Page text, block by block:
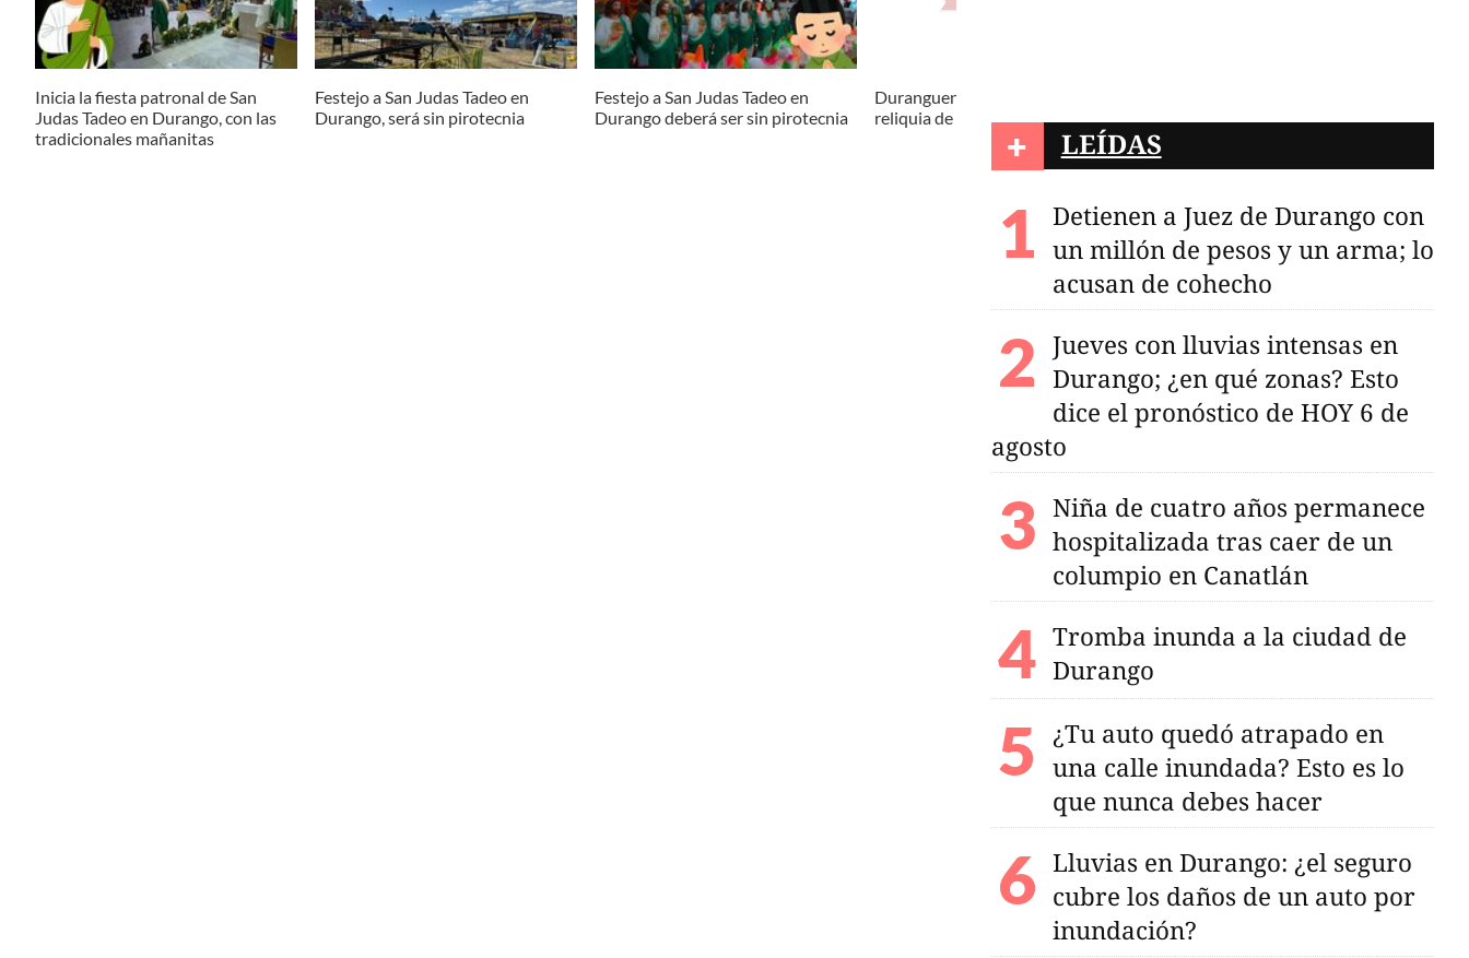
Inicia la fiesta patronal de San
Judas Tadeo en Durango, con las
tradicionales mañanitas
Festejo a San Judas Tadeo en
Durango, será sin pirotecnia
Festejo a San Judas Tadeo en
Durango deberá ser sin pirotecnia
Duranguenses se despidieron de
reliquia de San Judas Tadeo
+ LEÍDAS
Detienen a Juez de Durango con
un millón de pesos y un arma; lo
acusan de cohecho
Jueves con lluvias intensas en
Durango; ¿en qué zonas? Esto
dice el pronóstico de HOY 6 de
agosto
Niña de cuatro años permanece
hospitalizada tras caer de un
columpio en Canatlán
Tromba inunda a la ciudad de
Durango
¿Tu auto quedó atrapado en
una calle inundada? Esto es lo
que nunca debes hacer
Lluvias en Durango: ¿el seguro
cubre los daños de un auto por
inundación?